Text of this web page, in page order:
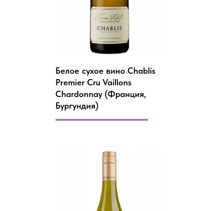
Белое сухое вино Chablis
Premier Cru Vaillons
Chardonnay (Франция,
Бургундия)